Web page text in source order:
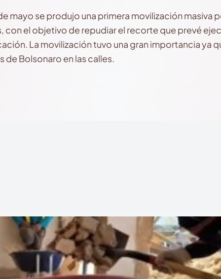
mayo se produjo una primera movilización masiva
con el objetivo de repudiar el recorte que prevé
La movilización tuvo una gran importancia ya
de Bolsonaro en las calles.